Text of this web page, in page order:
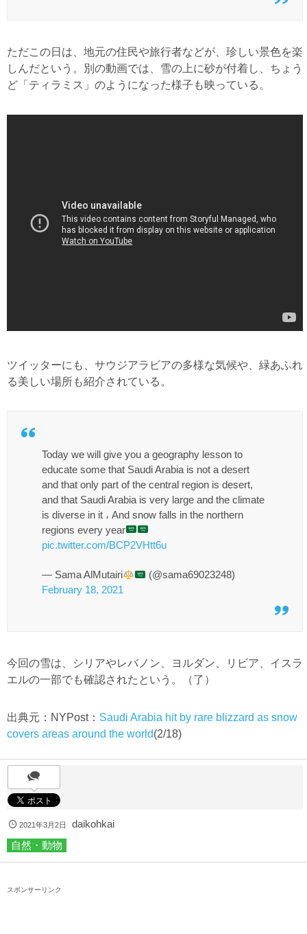
ただこの日は、地元の住民や旅行者などが、珍しい景色を楽
しんだという。別の動画では、雪の上に砂が付着し、ちょう
ど「ティラミス」のようになった様子も映っている。
ツイッターにも、サウジアラビアの多様な気候や、緑あふれ
る美しい場所も紹介されている。
Today we will give you a geography lesson to
educate some that Saudi Arabia is not a desert
and that only part of the central region is desert,
and that Saudi Arabia is very large and the climate
is diverse in it ، And snow falls in the northern
regions every year
pic.twitter.com/BCP2VHtt6u
— Sama AlMutairi
(@sama69023248)
February 18, 2021
今回の雪は、シリアやレバノン、ヨルダン、リビア、イスラ
エルの一部でも確認されたという。（了）
出典元：NYPost： Saudi Arabia hit by rare blizzard as snow
covers areas around the world(2/18)
2021年3月2日
daikohkai
自然・動物
スポンサーリンク